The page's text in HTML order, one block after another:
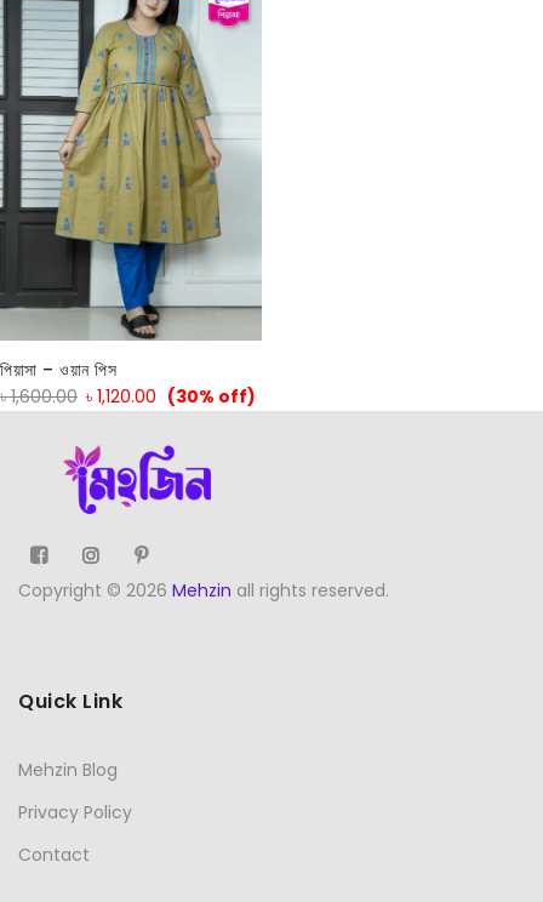
পিয়াসা – ওয়ান পিস
৳1,600.00 ৳ 1,120.00 (30% off)
Copyright © 2026 Mehzin all rights reserved.
Quick Link
Mehzin Blog
Privacy Policy
Contact